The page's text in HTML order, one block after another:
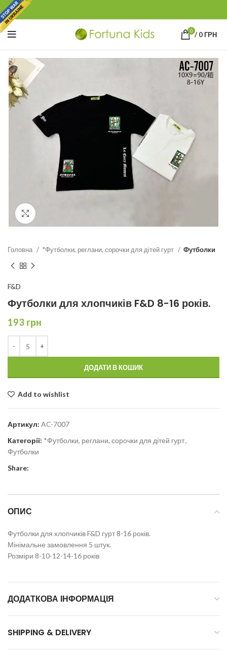
0 / 0ГРН
Головна *Футболки, реглани, сорочки для дітей гурт Футболки
F&D
Футболки для хлопчиків F&D 8-16 років.
193 грн
ДОДАТИ В КОШИК
Add to wishlist
Артикул: AC-7007
Категорії: *Футболки, реглани, сорочки для дітей гурт,
Футболки
Share:
ОПИС
Футболки для хлопчиків F&D гурт 8-16 років.
Мінімальне замовлення 5 штук.
Розміри 8-10-12-14-16 років
ДОДАТКОВА ІНФОРМАЦІЯ
SHIPPING & DELIVERY